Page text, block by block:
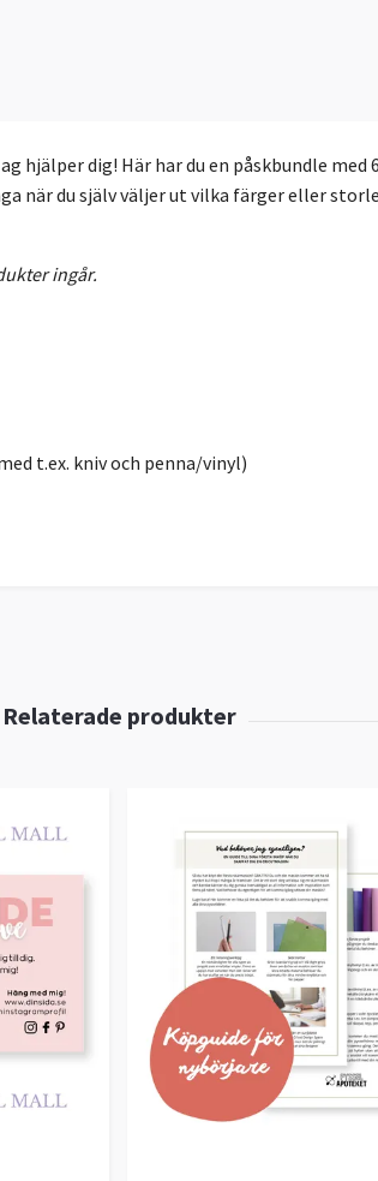
hjälper dig! Här har du en påskbundle
när du själv väljer ut vilka färger eller
ingår.
t.ex. kniv och penna/vinyl)